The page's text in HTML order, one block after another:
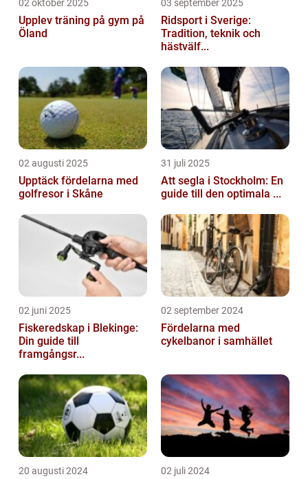
02 oktober 2025
Upplev träning på gym på
Öland
03 september 2025
Ridsport i Sverige:
Tradition, teknik och
hästvälf...
02 augusti 2025
Upptäck fördelarna med
golfresor i Skåne
31 juli 2025
Att segla i Stockholm: En
guide till den optimala ...
02 juni 2025
Fiskeredskap i Blekinge:
Din guide till
framgångsr...
02 september 2024
Fördelarna med
cykelbanor i samhället
20 augusti 2024 02 juli 2024